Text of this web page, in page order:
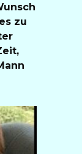
zu